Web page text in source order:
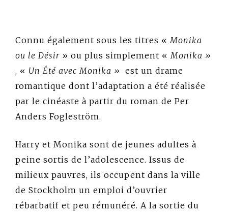
Connu également sous les titres «Monika
ou le Désir » ou plus simplement «Monika »
, « Un Été avec Monika » est un drame
romantique dont l’adaptation a été réalisée
par le cinéaste à partir du roman de Per
Anders Fogleström.
Harry et Monika sont de jeunes adultes à
peine sortis de l’adolescence. Issus de
milieux pauvres, ils occupent dans la ville
de Stockholm un emploi d’ouvrier
rébarbatif et peu rémunéré. A la sortie du